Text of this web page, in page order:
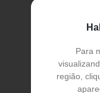
Para
região,